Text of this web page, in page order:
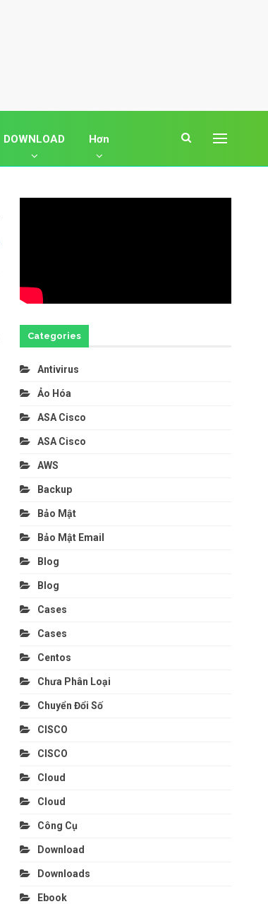
DOWNLOAD Hơn
Categories
Antivirus
Ảo Hóa
ASA Cisco
ASA Cisco
AWS
Backup
Bảo Mật
Bảo Mật Email
Blog
Blog
Cases
Cases
Centos
Chưa Phân Loại
Chuyển Đổi Số
CISCO
CISCO
Cloud
Cloud
Công Cụ
Download
Downloads
Ebook